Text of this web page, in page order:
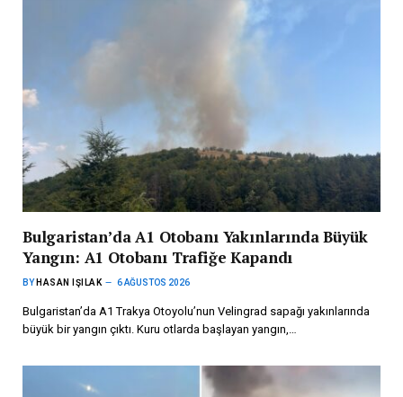
Bulgaristan’da A1 Otobanı Yakınlarında Büyük
Yangın: A1 Otobanı Trafiğe Kapandı
BY HASAN IŞILAK 6 AĞUSTOS 2026
Bulgaristan’da A1 Trakya Otoyolu’nun Velingrad sapağı yakınlarında
büyük bir yangın çıktı. Kuru otlarda başlayan yangın,…